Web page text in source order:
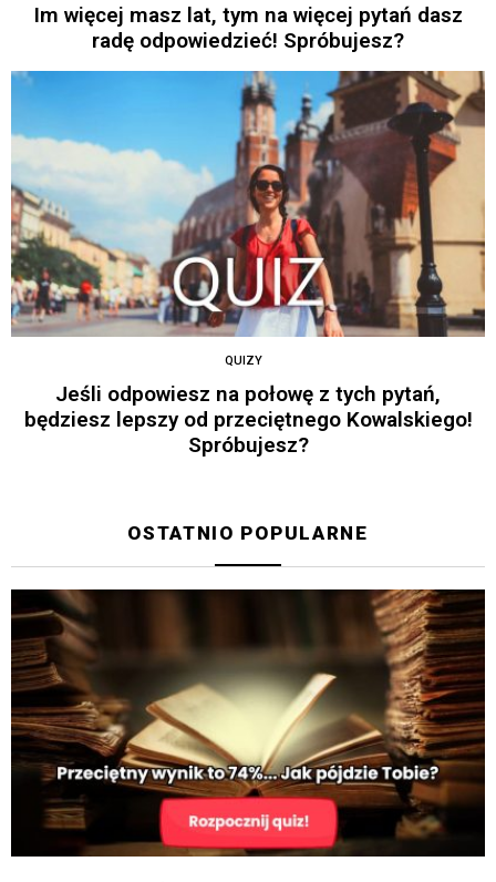
Im więcej masz lat, tym na więcej pytań dasz
radę odpowiedzieć! Spróbujesz?
QUIZY
Jeśli odpowiesz na połowę z tych pytań,
będziesz lepszy od przeciętnego Kowalskiego!
Spróbujesz?
OSTATNIO POPULARNE